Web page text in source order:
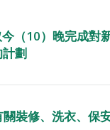
（10）晚完成對
劃
關裝修、洗衣、保